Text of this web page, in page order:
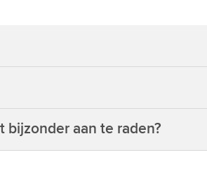
bijzonder aan te raden?